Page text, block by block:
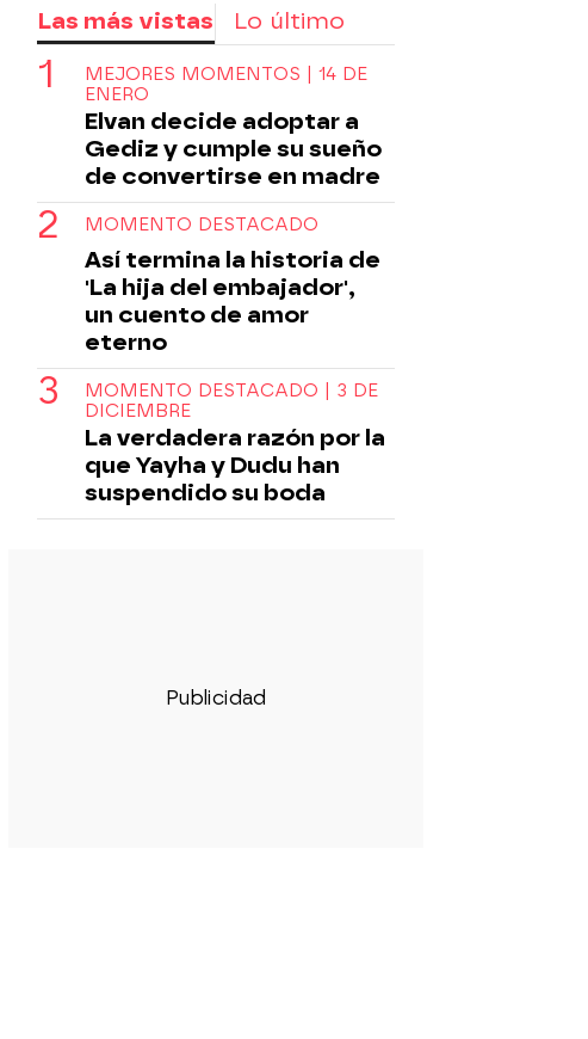
Las más vistas Lo último
MEJORES MOMENTOS | 14 DE
ENERO
Elvan decide adoptar a
Gediz y cumple su sueño
de convertirse en madre
MOMENTO DESTACADO
Así termina la historia de
'La hija del embajador',
un cuento de amor
eterno
MOMENTO DESTACADO | 3 DE
DICIEMBRE
La verdadera razón por la
que Yayha y Dudu han
suspendido su boda